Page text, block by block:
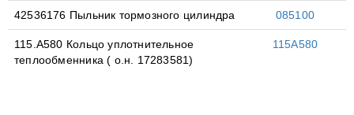
42536176 Пыльник тормозного цилиндра 085100
115.A580 Кольцо уплотнительное
теплообменника ( о.н. 17283581)
115A580